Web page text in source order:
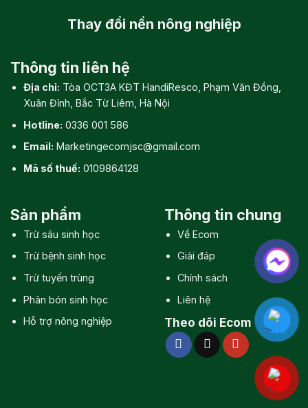
Thay đổi nền nông nghiệp
Thông tin liên hệ
Địa chỉ: Tòa OCT3A KĐT HandiResco, Phạm Văn Đồng,
Xuân Đỉnh, Bắc Từ Liêm, Hà Nội
Hotline: 0336 001 586
Email: Marketingecomjsc@gmail.com
Mã số thuế: 0109864128
Sản phẩm
Trừ sâu sinh học
Trừ bệnh sinh học
Trừ tuyến trùng
Phân bón sinh học
Hỗ trợ nông nghiệp
Thông tin chung
Về Ecom
Giải đáp
Chính sách
Liên hệ
Theo dõi Ecom